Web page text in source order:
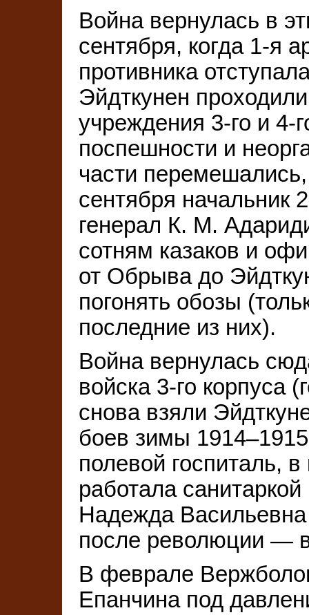
Война вернулась в
сентября, когда 1-я
противника
Эйдткунен
учреждения 3-го и 4-
поспешности и
части
сентября начальник
генерал К. М.
сотням казаков и
от Обрыва до
погонять обозы
последние из них).
Война вернулась
войска 3-го корпуса
снова взяли
боев зимы 1914–1915
полевой госпиталь,
работала
Надежда
после революции —
В феврале
Епанчина под